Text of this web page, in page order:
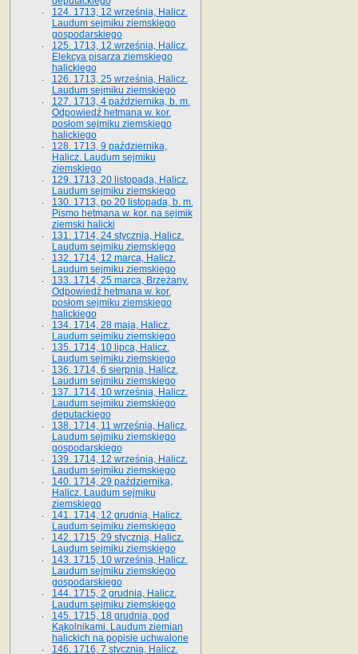
124. 1713, 12 września, Halicz.
Laudum sejmiku ziemskiego
gospodarskiego
125. 1713, 12 września, Halicz.
Elekcya pisarza ziemskiego
halickiego
126. 1713, 25 września, Halicz.
Laudum sejmiku ziemskiego
127. 1713, 4 października, b. m.
Odpowiedź hetmana w. kor.
posłom sejmiku ziemskiego
halickiego
128. 1713, 9 października,
Halicz. Laudum sejmiku
ziemskiego
129. 1713, 20 listopada, Halicz.
Laudum sejmiku ziemskiego
130. 1713, po 20 listopada, b. m.
Pismo hetmana w. kor. na sejmik
ziemski halicki
131. 1714, 24 stycznia, Halicz.
Laudum sejmiku ziemskiego
132. 1714, 12 marca, Halicz.
Laudum sejmiku ziemskiego
133. 1714, 25 marca, Brzeżany.
Odpowiedź hetmana w. kor.
posłom sejmiku ziemskiego
halickiego
134. 1714, 28 maja, Halicz.
Laudum sejmiku ziemskiego
135. 1714, 10 lipca, Halicz.
Laudum sejmiku ziemskiego
136. 1714, 6 sierpnia, Halicz.
Laudum sejmiku ziemskiego
137. 1714, 10 września, Halicz.
Laudum sejmiku ziemskiego
deputackiego
138. 1714, 11 września, Halicz.
Laudum sejmiku ziemskiego
gospodarskiego
139. 1714, 12 września, Halicz.
Laudum sejmiku ziemskiego
140. 1714, 29 października,
Halicz. Laudum sejmiku
ziemskiego
141. 1714, 12 grudnia, Halicz.
Laudum sejmiku ziemskiego
142. 1715, 29 stycznia, Halicz.
Laudum sejmiku ziemskiego
143. 1715, 10 września, Halicz.
Laudum sejmiku ziemskiego
gospodarskiego
144. 1715, 2 grudnia, Halicz.
Laudum sejmiku ziemskiego
145. 1715, 18 grudnia, pod
Kąkolnikami. Laudum ziemian
halickich na popisie uchwalone
146. 1716, 7 stycznia, Halicz.